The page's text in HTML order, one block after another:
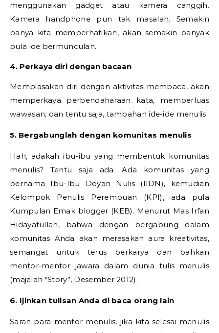
menggunakan gadget atau kamera canggih.
Kamera handphone pun tak masalah. Semakin
banya kita memperhatikan, akan semakin banyak
pula ide bermunculan.
4. Perkaya diri dengan bacaan
Membiasakan diri dengan aktivitas membaca, akan
memperkaya perbendaharaan kata, memperluas
wawasan, dan tentu saja, tambahan ide-ide menulis.
5. Bergabunglah dengan komunitas menulis
Hah, adakah ibu-ibu yang membentuk komunitas
menulis? Tentu saja ada. Ada komunitas yang
bernama Ibu-Ibu Doyan Nulis (IIDN), kemudian
Kelompok Penulis Perempuan (KPI), ada pula
Kumpulan Emak blogger (KEB). Menurut Mas Irfan
Hidayatullah, bahwa dengan bergabung dalam
komunitas Anda akan merasakan aura kreativitas,
semangat untuk terus berkarya dan bahkan
mentor-mentor jawara dalam dunia tulis menulis
(majalah “Story”, Desember 2012).
6. Ijinkan tulisan Anda di baca orang lain
Saran para mentor menulis, jika kita selesai menulis